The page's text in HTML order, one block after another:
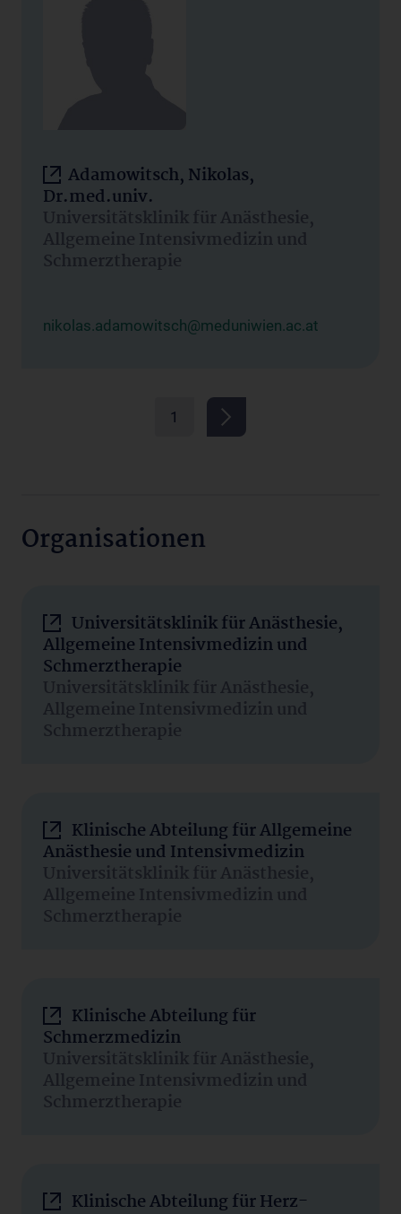
Adamowitsch, Nikolas,
Dr.med.univ.
Universitätsklinik für Anästhesie,
Allgemeine Intensivmedizin und
Schmerztherapie
nikolas.adamowitsch@meduniwien.ac.at
1
Organisationen
Universitätsklinik für Anästhesie,
Allgemeine Intensivmedizin und
Schmerztherapie
Universitätsklinik für Anästhesie,
Allgemeine Intensivmedizin und
Schmerztherapie
Klinische Abteilung für Allgemeine
Anästhesie und Intensivmedizin
Universitätsklinik für Anästhesie,
Allgemeine Intensivmedizin und
Schmerztherapie
Klinische Abteilung für
Schmerzmedizin
Universitätsklinik für Anästhesie,
Allgemeine Intensivmedizin und
Schmerztherapie
Klinische Abteilung für Herz-